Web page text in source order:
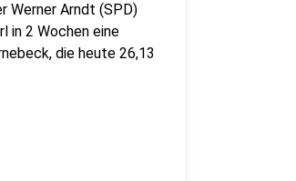
Werner Arndt (SPD)
in 2 Wochen eine
die heute 26,13